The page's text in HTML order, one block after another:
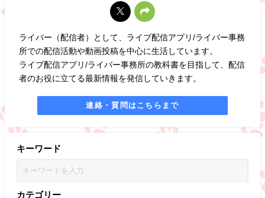
ライバー（配信者）として、ライブ配信アプリ/ライバー事務
所での配信活動や動画投稿を中心に生活しています。
ライブ配信アプリ/ライバー事務所の教科書を目指して、配信
者のお役に立てる最新情報を発信していきます。
連絡・質問はこちらまで
キーワード
カテゴリー